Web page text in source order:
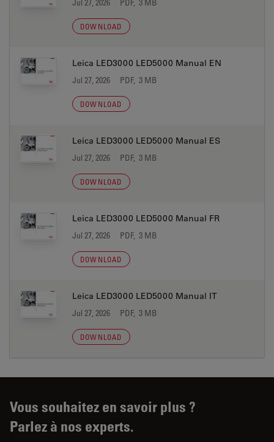
Jul 27, 2026 PDF, 3 MB
DOWNLOAD
Leica LED3000 LED5000 Manual EN
Jul 27, 2026 PDF, 3 MB
DOWNLOAD
Leica LED3000 LED5000 Manual ES
Jul 27, 2026 PDF, 3 MB
DOWNLOAD
Leica LED3000 LED5000 Manual FR
Jul 27, 2026 PDF, 3 MB
DOWNLOAD
Leica LED3000 LED5000 Manual IT
Jul 27, 2026 PDF, 3 MB
DOWNLOAD
Vous souhaitez en savoir plus ?
Parlez à nos experts.